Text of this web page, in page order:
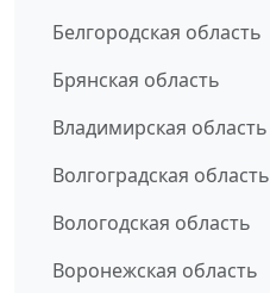
Белгородская область
Брянская область
Владимирская область
Волгоградская область
Вологодская область
Воронежская область